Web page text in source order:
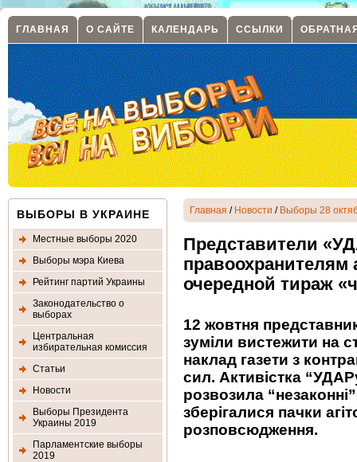
ГЛАВНАЯ О САЙТЕ КАЛЕНДАРЬ ССЫЛКИ
ВЫБОРЫ В УКРАИНЕ
Местные выборы 2020
Выборы мэра Киева
Рейтинг партий Украины
Законодательство о
выборах
Центральная
избирательная комиссия
Статьи
Новости
Выборы Президента
Украины 2019
Парламентские выборы
2019
Главная / Новости / Выборы 28
Представители
правоохранителям
очередной тираж
12 жовтня
зуміли вистежити на
наклад газети з
сил. Активістка
розвозила
зберігалися пачки
розповсюдження.